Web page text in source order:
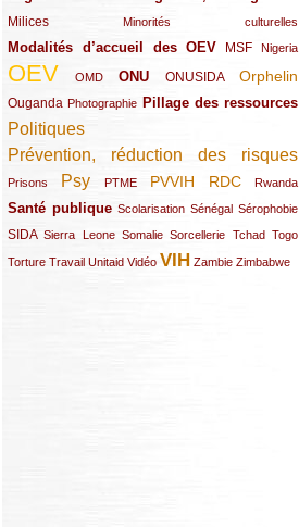
Milices
(34/289) Minorités culturelles
(15/289)
Modalités d’accueil des OEV
(58/289) MSF
(54/289) Nigeria
(27/289)
OEV
(269/289) OMD
(26/289) ONU
(58/289) ONUSIDA
(44/289) Orphelin
(112/289)
Ouganda
(29/289) Photographie
(27/289) Pillage des ressources
(77/289)
Politiques
(120/289)
Prévention, réduction des risques
(131/289)
Prisons
(22/289) Psy
(119/289) PTME
(12/289) PVVIH
(111/289) RDC
(104/289) Rwanda
(23/289)
Santé publique
(59/289) Scolarisation
(9/289) Sénégal
(13/289) Sérophobie
(19/289)
SIDA
(29/289)Sierra Leone
(13/289) Somalie
(12/289) Sorcellerie
(19/289) Tchad
(10/289) Togo
(15/289)
Torture
(17/289)Travail
(21/289) Unitaid
(26/289) Vidéo
(23/289) VIH
(154/289) Zambie
(12/289) Zimbabwe
(21/289)